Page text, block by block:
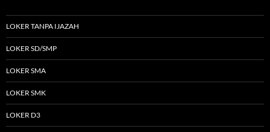
LOKER TANPA IJAZAH
LOKER SD/SMP
LOKER SMA
LOKER SMK
LOKER D3